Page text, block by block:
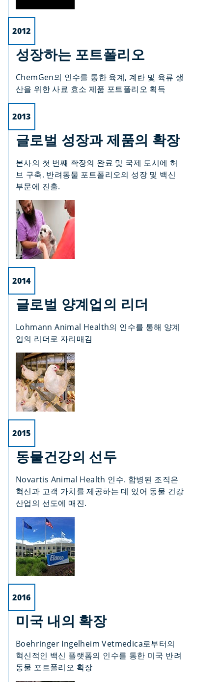
2012
성장하는 포트폴리오
ChemGen의 인수를 통한 육계, 계란 및 육류 생
산을 위한 사료 효소 제품 포트폴리오 획득
2013
글로벌 성장과 제품의 확장
본사의 첫 번째 확장의 완료 및 국제 도시에 허
브 구축. 반려동물 포트폴리오의 성장 및 백신
부문에 진출.
2014
글로벌 양계업의 리더
Lohmann Animal Health의 인수를 통해 양계
업의 리더로 자리매김
2015
동물건강의 선두
Novartis Animal Health 인수. 합병된 조직은
혁신과 고객 가치를 제공하는 데 있어 동물 건강
산업의 선도에 매진.
2016
미국 내의 확장
Boehringer Ingelheim Vetmedica로부터의
혁신적인 백신 플랫폼의 인수를 통한 미국 반려
동물 포트폴리오 확장